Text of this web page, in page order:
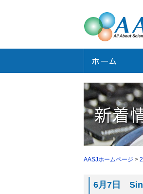
AASJホームページ >
6月7日